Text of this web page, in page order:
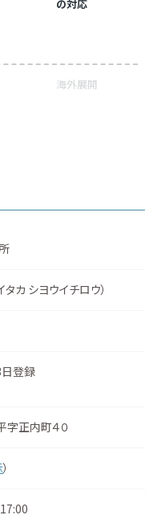
の対応
海外展開
カ シヨウイチロウ）
登録
字正内町４０
）